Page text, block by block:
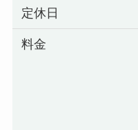
定休日
料金